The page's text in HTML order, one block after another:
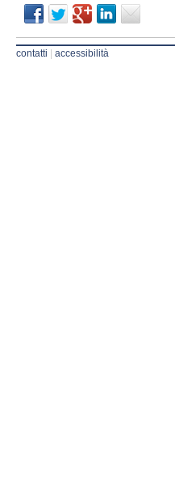
contatti accessibilità